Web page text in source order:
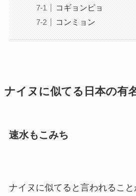
コギョンピョ
コンミョン
ナイヌに似てる日本の有
速水もこみち
ナイヌに似てると言われるこ